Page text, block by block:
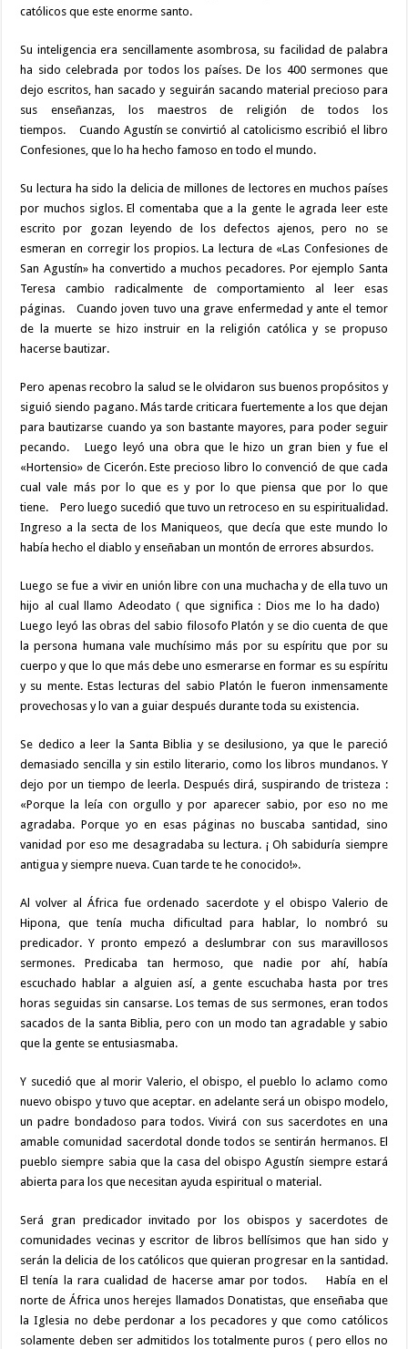
católicos que este enorme santo.
Su inteligencia era sencillamente asombrosa, su facilidad de palabra
ha sido celebrada por todos los países. De los 400 sermones que
dejo escritos, han sacado y seguirán sacando material precioso para
sus enseñanzas, los maestros de religión de todos los
tiempos. Cuando Agustín se convirtió al catolicismo escribió el libro
Confesiones, que lo ha hecho famoso en todo el mundo.
Su lectura ha sido la delicia de millones de lectores en muchos países
por muchos siglos. El comentaba que a la gente le agrada leer este
escrito por gozan leyendo de los defectos ajenos, pero no se
esmeran en corregir los propios. La lectura de «Las Confesiones de
San Agustín» ha convertido a muchos pecadores. Por ejemplo Santa
Teresa cambio radicalmente de comportamiento al leer esas
páginas. Cuando joven tuvo una grave enfermedad y ante el temor
de la muerte se hizo instruir en la religión católica y se propuso
hacerse bautizar.
Pero apenas recobro la salud se le olvidaron sus buenos propósitos y
siguió siendo pagano. Más tarde criticara fuertemente a los que dejan
para bautizarse cuando ya son bastante mayores, para poder seguir
pecando. Luego leyó una obra que le hizo un gran bien y fue el
«Hortensio» de Cicerón. Este precioso libro lo convenció de que cada
cual vale más por lo que es y por lo que piensa que por lo que
tiene. Pero luego sucedió que tuvo un retroceso en su espiritualidad.
Ingreso a la secta de los Maniqueos, que decía que este mundo lo
había hecho el diablo y enseñaban un montón de errores absurdos.
Luego se fue a vivir en unión libre con una muchacha y de ella tuvo un
hijo al cual llamo Adeodato ( que significa : Dios me lo ha dado)
Luego leyó las obras del sabio filosofo Platón y se dio cuenta de que
la persona humana vale muchísimo más por su espíritu que por su
cuerpo y que lo que más debe uno esmerarse en formar es su espíritu
y su mente. Estas lecturas del sabio Platón le fueron inmensamente
provechosas y lo van a guiar después durante toda su existencia.
Se dedico a leer la Santa Biblia y se desilusiono, ya que le pareció
demasiado sencilla y sin estilo literario, como los libros mundanos. Y
dejo por un tiempo de leerla. Después dirá, suspirando de tristeza :
«Porque la leía con orgullo y por aparecer sabio, por eso no me
agradaba. Porque yo en esas páginas no buscaba santidad, sino
vanidad por eso me desagradaba su lectura. ¡ Oh sabiduría siempre
antigua y siempre nueva. Cuan tarde te he conocido!».
Al volver al África fue ordenado sacerdote y el obispo Valerio de
Hipona, que tenía mucha dificultad para hablar, lo nombró su
predicador. Y pronto empezó a deslumbrar con sus maravillosos
sermones. Predicaba tan hermoso, que nadie por ahí, había
escuchado hablar a alguien así, a gente escuchaba hasta por tres
horas seguidas sin cansarse. Los temas de sus sermones, eran todos
sacados de la santa Biblia, pero con un modo tan agradable y sabio
que la gente se entusiasmaba.
Y sucedió que al morir Valerio, el obispo, el pueblo lo aclamo como
nuevo obispo y tuvo que aceptar. en adelante será un obispo modelo,
un padre bondadoso para todos. Vivirá con sus sacerdotes en una
amable comunidad sacerdotal donde todos se sentirán hermanos. El
pueblo siempre sabia que la casa del obispo Agustín siempre estará
abierta para los que necesitan ayuda espiritual o material.
Será gran predicador invitado por los obispos y sacerdotes de
comunidades vecinas y escritor de libros bellísimos que han sido y
serán la delicia de los católicos que quieran progresar en la santidad.
El tenía la rara cualidad de hacerse amar por todos. Había en el
norte de África unos herejes llamados Donatistas, que enseñaba que
la Iglesia no debe perdonar a los pecadores y que como católicos
solamente deben ser admitidos los totalmente puros ( pero ellos no